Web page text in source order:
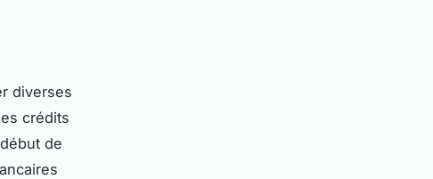
diverses
crédits
de